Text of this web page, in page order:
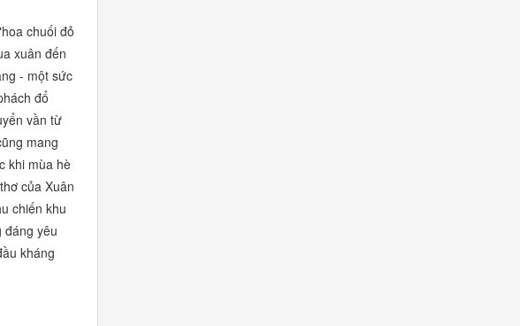
chuối đỏ
xuân đến
- một sức
đổ
vần từ
mang
khi mùa hè
của Xuân
chiến khu
đáng yêu
kháng